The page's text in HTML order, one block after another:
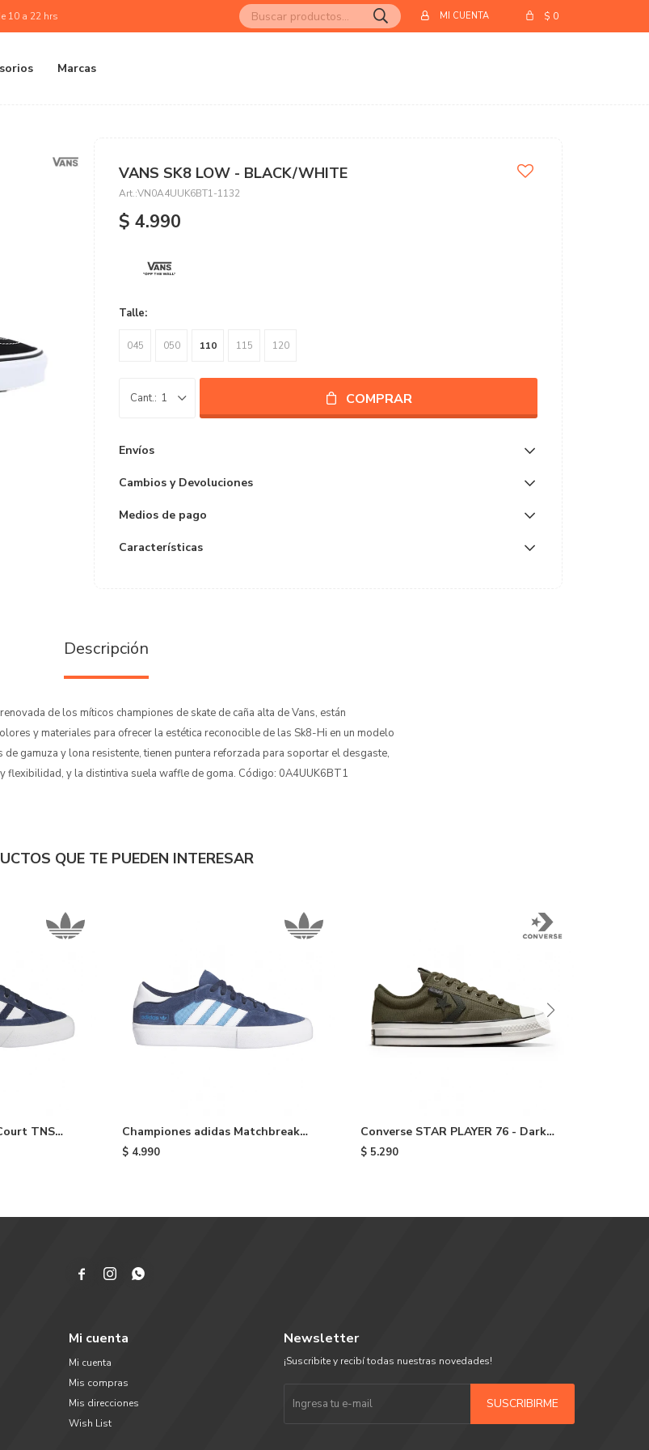
Marcas
$ 0
10 a 22 hrs
VANS SK8 LOW - BLACK/WHITE
VN0A4UUK6BT1-1132
$ 4.990
Talle:
045 050 110 115 120
1 COMPRAR
Envíos
Cambios y Devoluciones
Medios de pago
Características
Descripción
de los míticos championes de skate de caña alta de Vans, están
y materiales para ofrecer la estética reconocible de las Sk8-Hi en un modelo
de gamuza y lona resistente, tienen puntera reforzada para soportar el desgaste,
flexibilidad, y la distintiva suela waffle de goma. Código: 0A4UUK6BT1
QUE TE PUEDEN INTERESAR
TNS
Championes adidas Matchbreak
Super - Navy
$ 4.990
Converse STAR PLAYER 76 - Dark
Green
$ 5.290
Mi cuenta
Mi cuenta
Mis compras
Mis direcciones
Wish List
  
Newsletter
¡Suscribite y recibí todas nuestras novedades!
SUSCRIBIRME